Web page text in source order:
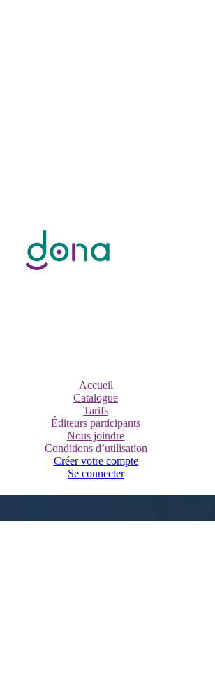
Accueil
Catalogue
Tarifs
Éditeurs participants
Nous joindre
Conditions d’utilisation
Créer votre compte
Se connecter